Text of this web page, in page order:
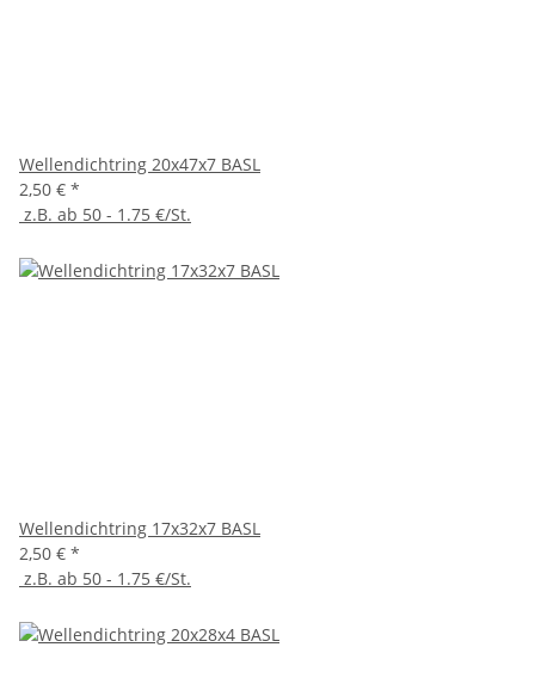
Wellendichtring 20x47x7 BASL
2,50 € *
z.B. ab 50 - 1.75 €/St.
Wellendichtring 17x32x7 BASL
2,50 € *
z.B. ab 50 - 1.75 €/St.